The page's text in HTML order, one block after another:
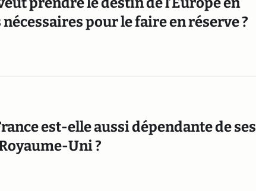
pour le faire en réserve ?
est-elle aussi dépendante de ses
Uni ?